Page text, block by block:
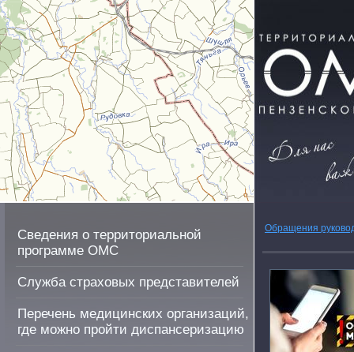
Сведения о территориальной
программе ОМС
Служба страховых представителей
Перечень медицинских организаций,
где можно пройти диспансеризацию
Обращения